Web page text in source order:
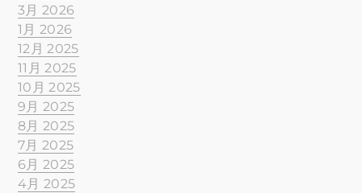
3月 2026
1月 2026
12月 2025
11月 2025
10月 2025
9月 2025
8月 2025
7月 2025
6月 2025
4月 2025